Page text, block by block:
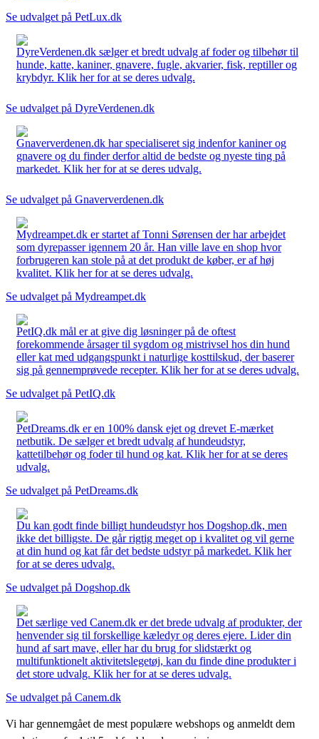
Se udvalget på PetLux.dk
DyreVerdenen.dk sælger et bredt udvalg af foder og tilbehør til
hunde, katte, kaniner, gnavere, fugle, akvarier, fisk, reptiller og
krybdyr. Klik her for at se deres udvalg.
Se udvalget på DyreVerdenen.dk
Gnaververdenen.dk har specialiseret sig indenfor kaniner og
gnavere og du finder derfor altid de bedste og nyeste ting på
markedet. Klik her for at se deres udvalg.
Se udvalget på Gnaververdenen.dk
Mydreampet.dk er startet af Tonni Sørensen der har arbejdet
som dyrepasser igennem 20 år. Han ville lave en shop hvor
forbrugeren kan stole på at det produkt de køber, er af høj
kvalitet. Klik her for at se deres udvalg.
Se udvalget på Mydreampet.dk
PetIQ.dk mål er at give dig løsninger på de oftest
forekommende årsager til sygdom og mistrivsel hos din hund
eller kat med udgangspunkt i naturlige kosttilskud, der baserer
sig på gennemprøvede recepter. Klik her for at se deres udvalg.
Se udvalget på PetIQ.dk
PetDreams.dk er en 100% dansk ejet og drevet E-mærket
netbutik. De sælger et bredt udvalg af hundeudstyr,
kattetilbehør og foder til hund og kat. Klik her for at se deres
udvalg.
Se udvalget på PetDreams.dk
Du kan godt finde billigt hundeudstyr hos Dogshop.dk, men
ikke det billigste. De går rigtig meget op i kvalitet og vil gerne
at din hund og kat får det bedste udstyr på markedet. Klik her
for at se deres udvalg.
Se udvalget på Dogshop.dk
Det særlige ved Canem.dk er det brede udvalg af produkter, der
henvender sig til forskellige kæledyr og deres ejere. Lider din
hund af sart mave, eller har du brug for slidstærkt og
multifunktionelt aktivitetslegetøj, kan du finde dine produkter i
det store udvalg. Klik her for at se deres udvalg.
Se udvalget på Canem.dk
Vi har gennemgået de mest populære webshops og anmeldt dem